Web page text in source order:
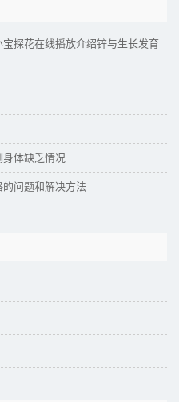
探花在线播放介绍锌与生长发育
身体缺乏情况
问题和解决方法